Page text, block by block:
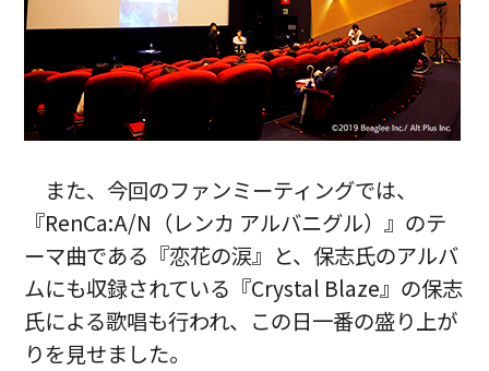
また、今回のファンミーティングでは、
『RenCa:A/N（レンカ アルバニグル）』のテ
ーマ曲である『恋花の涙』と、保志氏のアルバ
ムにも収録されている『Crystal Blaze』の保志
氏による歌唱も行われ、この日一番の盛り上が
りを見せました。